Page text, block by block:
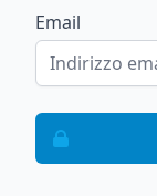
Email